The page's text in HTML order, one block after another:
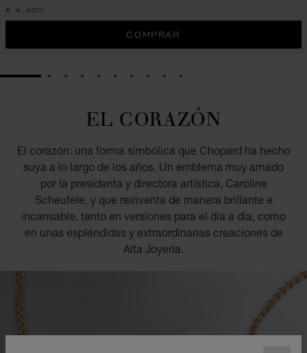
€ 4,400
COMPRAR
GO TO SLIDE 1GO TO SLIDE 2
GO TO SLIDE 3
GO TO SLIDE 4
GO TO SLIDE 5
GO TO SLIDE 6
GO TO SLIDE 7
GO TO SLIDE 8
GO TO SLIDE 9
GO TO SLIDE 10
EL CORAZÓN
El corazón: una forma simbólica que Chopard ha hecho
suya a lo largo de los años. Un emblema muy amado
por la presidenta y directora artística, Caroline
Scheufele, y que reinventa de manera brillante e
incansable, tanto en versiones para el día a día, como
en unas espléndidas y extraordinarias creaciones de
Alta Joyería.